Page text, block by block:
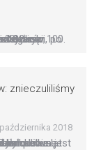
św. Jakuba w…
znieczuliliśmy
2018